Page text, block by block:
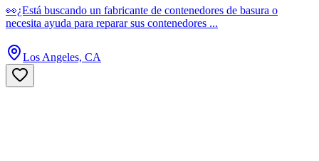
👀¿Está buscando un fabricante de contenedores de basura o
necesita ayuda para reparar sus contenedores ...
Los Angeles, CA